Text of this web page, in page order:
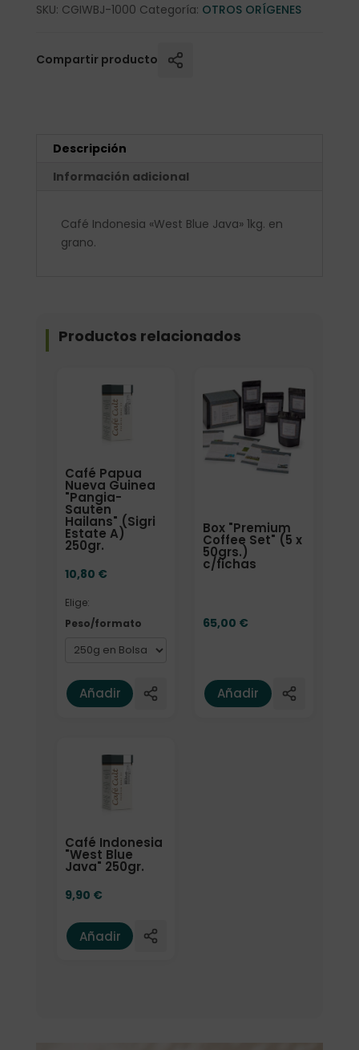
SKU: CGIWBJ-1000 Categoría: OTROS ORÍGENES
Compartir producto
Descripción
Información adicional
Café Indonesia «West Blue Java» 1kg. en
grano.
Productos relacionados
Café Papua
Nueva Guinea
"Pangia-
Sauten
Hailans" (Sigri
Estate A)
250gr.
10,80 €
Elige:
Peso/formato
Elige: Peso/formato
Añadir
Box "Premium
Coffee Set" (5 x
50grs.)
c/fichas
65,00 €
Añadir
Café Indonesia
"West Blue
Java" 250gr.
9,90 €
Añadir